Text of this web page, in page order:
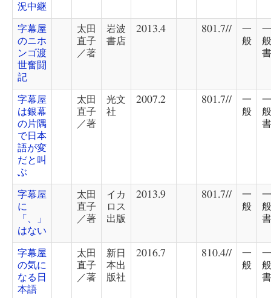
況中継
字幕屋
のニホ
ンゴ渡
世奮闘
記
太田
直子
／著
岩波
書店
2013.4 801.7//
一
般
一
般
書
字幕屋
は銀幕
の片隅
で日本
語が変
だと叫
ぶ
太田
直子
／著
光文
社
2007.2 801.7//
一
般
一
般
書
字幕屋
に
「、」
はない
太田
直子
／著
イカ
ロス
出版
2013.9 801.7//
一
般
一
般
書
字幕屋
の気に
なる日
本語
太田
直子
／著
新日
本出
版社
2016.7 810.4//
一
般
一
般
書